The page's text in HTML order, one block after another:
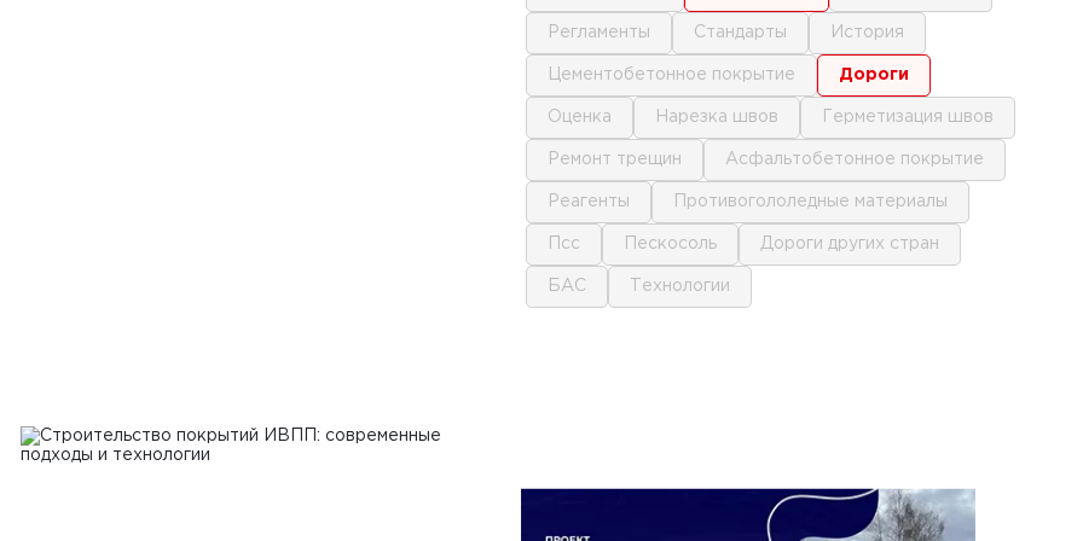
регламенты стандарты история
цементобетонное покрытие дороги
оценка нарезка швов герметизация швов
ремонт трещин асфальтобетонное покрытие
реагенты противогололедные материалы
псс пескосоль дороги других стран
БАС технологии